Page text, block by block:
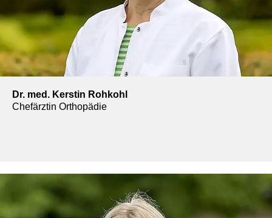
Dr. med. Kerstin Rohkohl
Chefärztin Orthopädie